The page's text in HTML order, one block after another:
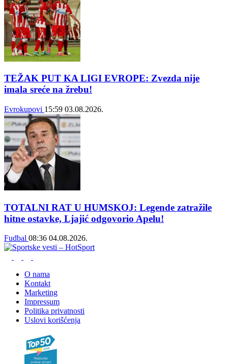
TEŽAK PUT KA LIGI EVROPE: Zvezda nije
imala sreće na žrebu!
Evrokupovi 15:59 03.08.2026.
TOTALNI RAT U HUMSKOJ: Legende zatražile
hitne ostavke, Ljajić odgovorio Apelu!
Fudbal 08:36 04.08.2026.
O nama
Kontakt
Marketing
Impressum
Politika privatnosti
Uslovi korišćenja